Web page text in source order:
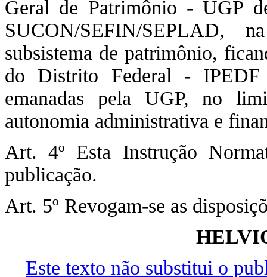
Geral de Patrimônio - UGP
SUCON/SEFIN/SEPLAD,
subsistema de patrimônio,
do Distrito Federal - IPEDF
emanadas pela UGP, no
autonomia administrativa e
Art. 4º Esta Instrução
publicação.
Art. 5º Revogam-se as
Este texto não substitui o